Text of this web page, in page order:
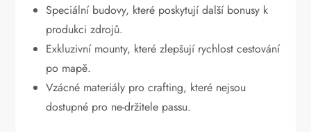
Speciální budovy, které poskytují další bonusy k
produkci zdrojů.
Exkluzivní mounty, které zlepšují rychlost cestování
po mapě.
Vzácné materiály pro crafting, které nejsou
dostupné pro ne-držitele passu.